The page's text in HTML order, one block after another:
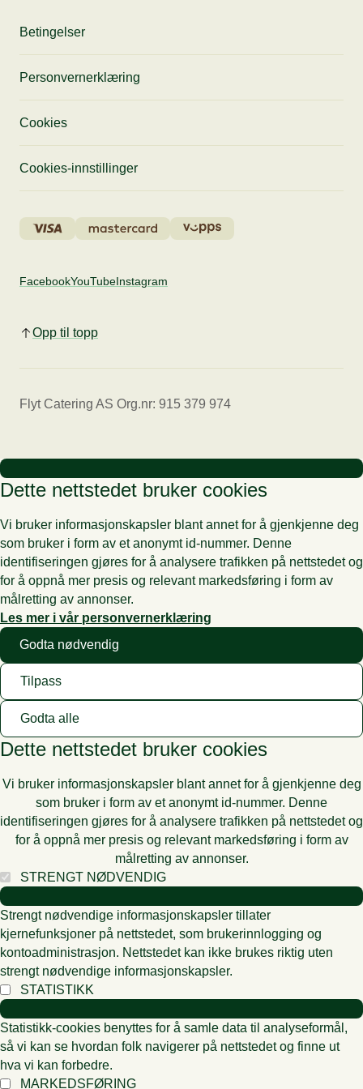
Betingelser
Personvernerklæring
Cookies
Cookies-innstillinger
FacebookYouTubeInstagram
Opp til topp
Flyt Catering AS Org.nr: 915 379 974
Dette nettstedet bruker cookies
Vi bruker informasjonskapsler blant annet for å gjenkjenne deg
som bruker i form av et anonymt id-nummer. Denne
identifiseringen gjøres for å analysere trafikken på nettstedet og
for å oppnå mer presis og relevant markedsføring i form av
målretting av annonser.
Les mer i vår personvernerklæring
Godta nødvendig
Tilpass
Godta alle
Dette nettstedet bruker cookies
Vi bruker informasjonskapsler blant annet for å gjenkjenne deg
som bruker i form av et anonymt id-nummer. Denne
identifiseringen gjøres for å analysere trafikken på nettstedet og
for å oppnå mer presis og relevant markedsføring i form av
målretting av annonser.
STRENGT NØDVENDIG
Strengt nødvendige informasjonskapsler tillater
kjernefunksjoner på nettstedet, som brukerinnlogging og
kontoadministrasjon. Nettstedet kan ikke brukes riktig uten
strengt nødvendige informasjonskapsler.
STATISTIKK
Statistikk-cookies benyttes for å samle data til analyseformål,
så vi kan se hvordan folk navigerer på nettstedet og finne ut
hva vi kan forbedre.
MARKEDSFØRING